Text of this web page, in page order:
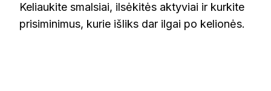
Keliaukite smalsiai, ilsėkitės aktyviai ir kurkite
prisiminimus, kurie išliks dar ilgai po kelionės.